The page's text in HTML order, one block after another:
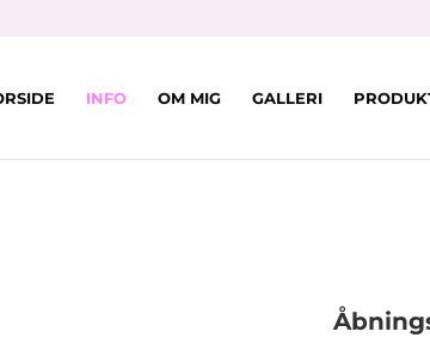
INFO OM MIG GALLERI